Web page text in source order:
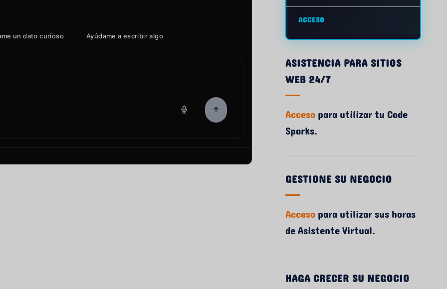
un dato curioso Ayúdame a escribir algo
ACCESO
ASISTENCIA PARA SITIOS
WEB 24/7
Accesopara utilizar tu Code
Sparks.
GESTIONE SU NEGOCIO
Accesopara utilizar sus horas
de Asistente Virtual.
HAGA CRECER SU NEGOCIO